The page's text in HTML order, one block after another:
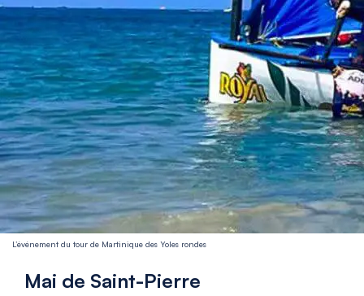
L’événement du tour de Martinique des Yoles rondes
Mai de Saint-Pierre